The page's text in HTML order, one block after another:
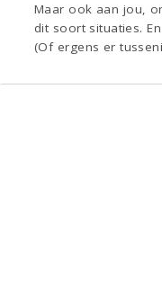
Maar ook aan jou,
dit soort situaties.
(Of ergens er